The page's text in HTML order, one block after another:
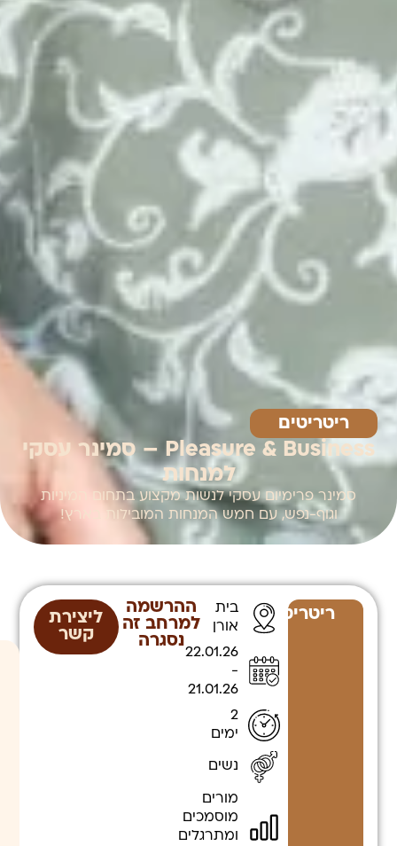
ריטריטים
Pleasure & Business – סמינר עסקי
למנחות
סמינר פרימיום עסקי לנשות מקצוע בתחום המיניות
וגוף-נפש, עם חמש המנחות המובילות בארץ!
ריטריטים
בית
אורן
22.01.26
-
21.01.26
2
ימים
נשים
מורים
מוסמכים
ומתרגלים
ההרשמה
למרחב זה
נסגרה
ליצירת
קשר